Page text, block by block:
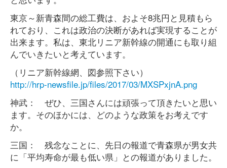
東京～新青森間の総工費は、およそ8兆円と見積もら
れており、これは政治の決断があれば実現することが
出来ます。私は、東北リニア新幹線の開通にも取り組
んでいきたいと考えています。
（リニア新幹線網、図参照下さい）
http://hrp-newsfile.jp/files/2017/03/MXSPxjnA.png
神武： ぜひ、三国さんには頑張って頂きたいと思い
ます。そのほかには、どのような政策をお考えです
か。
三国： 残念なことに、先日の報道で青森県が男女共
に「平均寿命が最も低い県」との報道がありました。